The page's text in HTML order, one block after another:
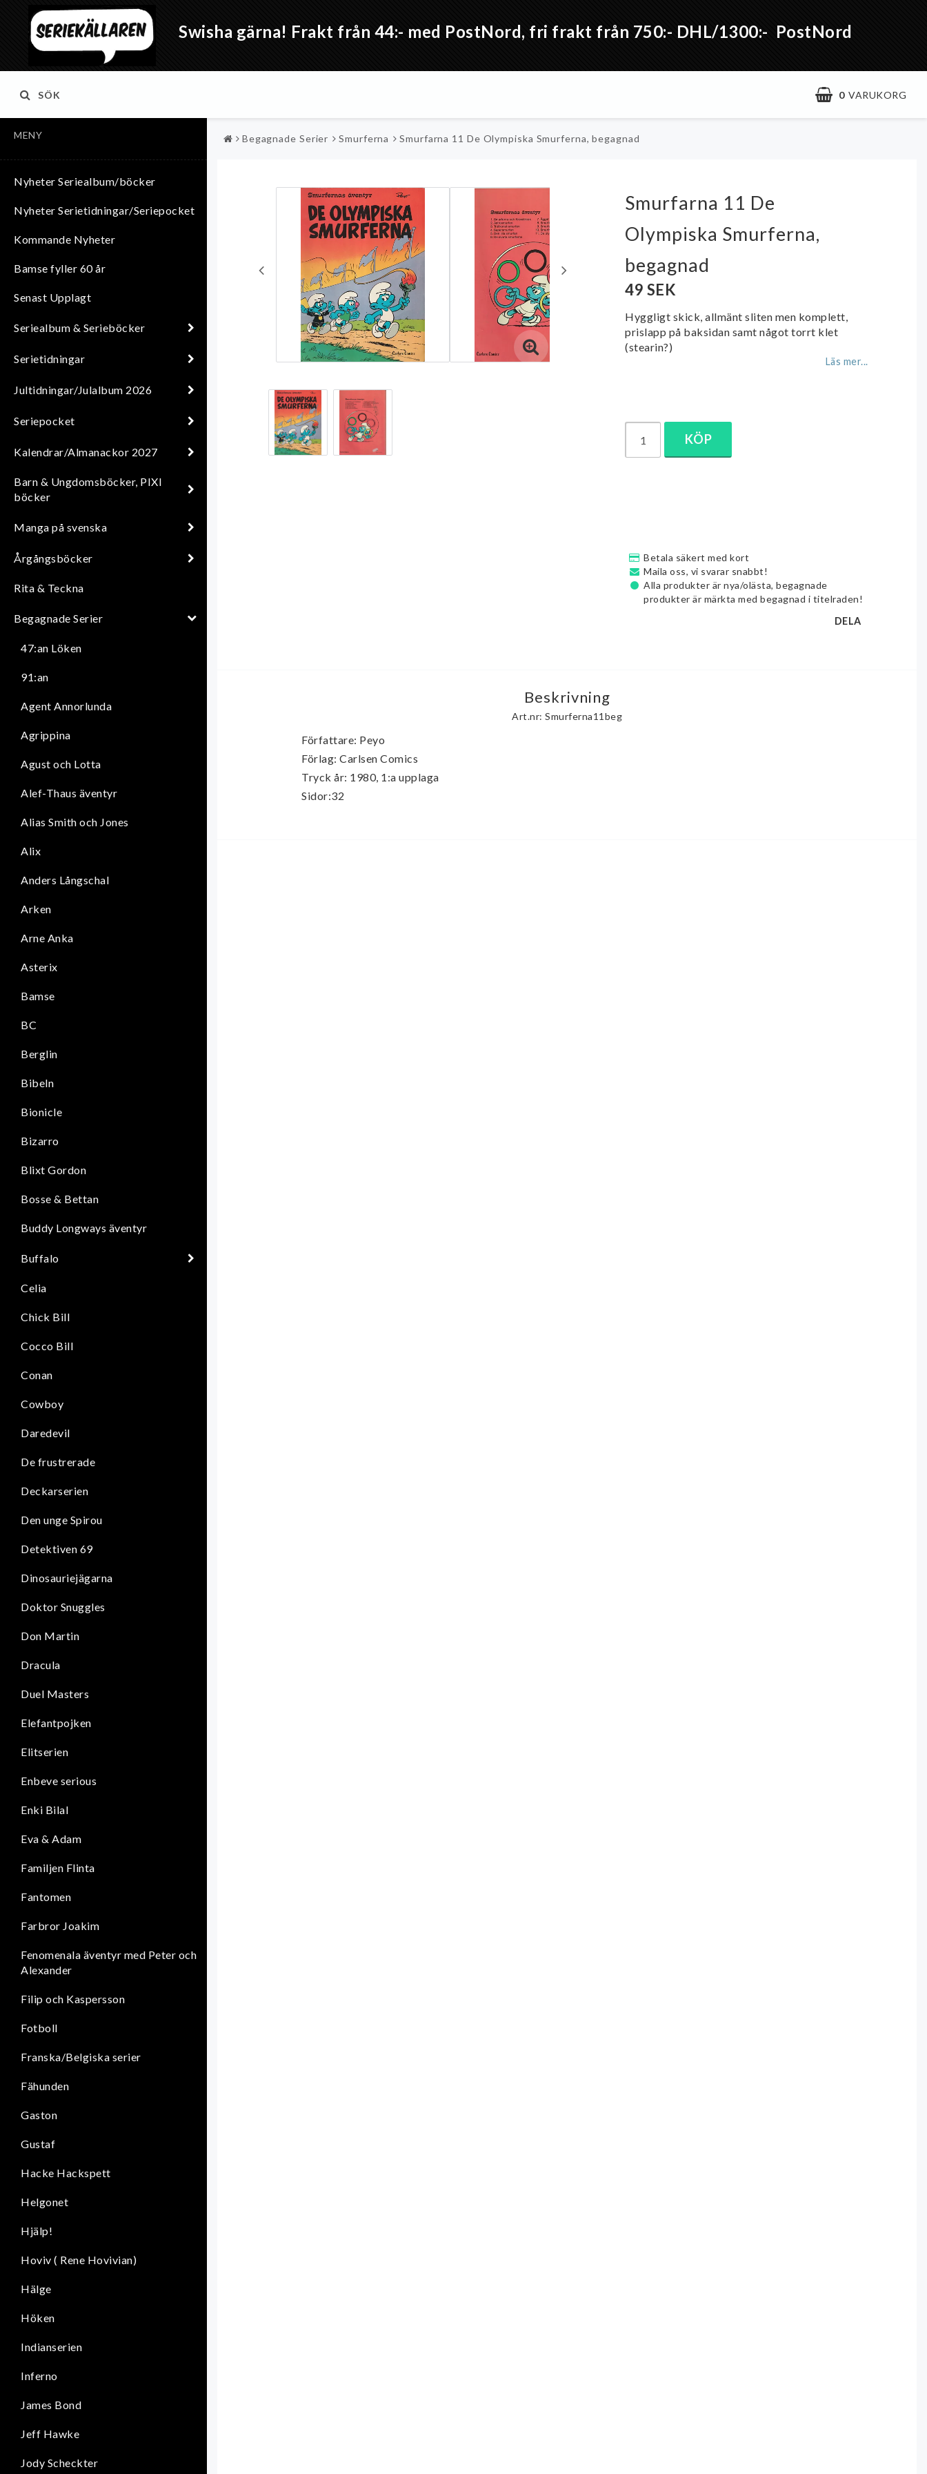
Swisha gärna! Frakt från 44:- med PostNord, fri frakt från 750:- DHL/1300:- PostNord
0 VARUKORG
SÖK
MENY
Nyheter Seriealbum/böcker
Nyheter Serietidningar/Seriepocket
Kommande Nyheter
Bamse fyller 60 år
Senast Upplagt
Seriealbum & Serieböcker
Serietidningar
Jultidningar/Julalbum 2026
Seriepocket
Kalendrar/Almanackor 2027
Barn & Ungdomsböcker, PIXI
böcker
Manga på svenska
Årgångsböcker
Rita & Teckna
Begagnade Serier
47:an Löken
91:an
Agent Annorlunda
Agrippina
Agust och Lotta
Alef-Thaus äventyr
Alias Smith och Jones
Alix
Anders Långschal
Arken
Arne Anka
Asterix
Bamse
BC
Berglin
Bibeln
Bionicle
Bizarro
Blixt Gordon
Bosse & Bettan
Buddy Longways äventyr
Buffalo
Celia
Chick Bill
Cocco Bill
Conan
Cowboy
Daredevil
De frustrerade
Deckarserien
Den unge Spirou
Detektiven 69
Dinosauriejägarna
Doktor Snuggles
Don Martin
Dracula
Duel Masters
Elefantpojken
Elitserien
Enbeve serious
Enki Bilal
Eva & Adam
Familjen Flinta
Fantomen
Farbror Joakim
Fenomenala äventyr med Peter och
Alexander
Filip och Kaspersson
Fotboll
Franska/Belgiska serier
Fähunden
Gaston
Gustaf
Hacke Hackspett
Helgonet
Hjälp!
Hoviv ( Rene Hovivian)
Hälge
Höken
Indianserien
Inferno
James Bond
Jeff Hawke
Jody Scheckter
Begagnade Serier Smurferna Smurfarna 11 De Olympiska Smurferna, begagnad
Smurfarna 11 De
Olympiska Smurferna,
begagnad
49 SEK
Hyggligt skick, allmänt sliten men komplett,
prislapp på baksidan samt något torrt klet
(stearin?)
Läs mer...
KÖP
Betala säkert med kort
Maila oss, vi svarar snabbt!
Alla produkter är nya/olästa, begagnade
produkter är märkta med begagnad i titelraden!
DELA
Beskrivning
Art.nr: Smurferna11beg
Författare: Peyo
Förlag: Carlsen Comics
Tryck år: 1980, 1:a upplaga
Sidor:32